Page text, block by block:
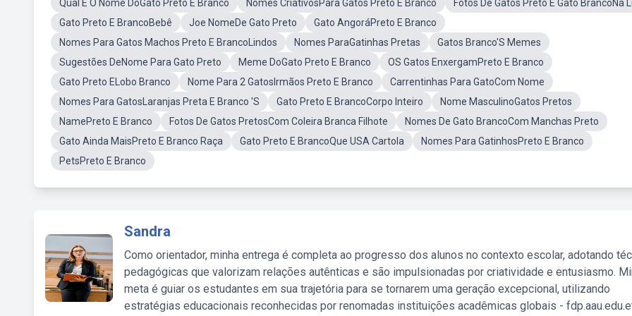
Qual E O Nome DoGato Preto E Branco
Nomes CriativosPara Gatos Preto E Branco
Fotos De Gatos Preto E Gato BrancoNa
Gato Preto E BrancoBebê
Joe NomeDe Gato Preto
Gato AngoráPreto E Branco
Nomes Para Gatos Machos Preto E BrancoLindos
Nomes ParaGatinhas Pretas
Gatos Branco'S Memes
Sugestões DeNome Para Gato Preto
Meme DoGato Preto E Branco
OS Gatos EnxergamPreto E Branco
Gato Preto ELobo Branco
Nome Para 2 GatosIrmãos Preto E Branco
Carrentinhas Para GatoCom Nome
Nomes Para GatosLaranjas Preta E Branco 'S
Gato Preto E BrancoCorpo Inteiro
Nome MasculinoGatos Pretos
NamePreto E Branco
Fotos De Gatos PretosCom Coleira Branca Filhote
Nomes De Gato BrancoCom Manchas Preto
Gato Ainda MaisPreto E Branco Raça
Gato Preto E BrancoQue USA Cartola
Nomes Para GatinhosPreto E Branco
PetsPreto E Branco
Sandra
Como orientador, minha entrega é completa ao progresso dos alunos no contexto escolar, adotando
pedagógicas que valorizam relações autênticas e são impulsionadas por criatividade e entusiasmo.
meta é guiar os estudantes em sua trajetória para se tornarem uma geração excepcional, utilizando
estratégias educacionais reconhecidas por renomadas instituições acadêmicas globais -